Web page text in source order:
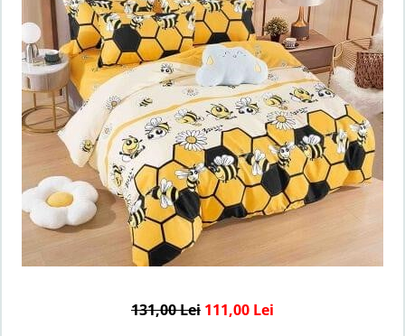
Lenjerii de pat Bumbac 100%
Lenjerii de pat Cocolino
Lenjerii de pat Finet + 2 Draperii
Lenjerii de pat Saten 4 piese cu
elastic
131,00 Lei 111,00 Lei